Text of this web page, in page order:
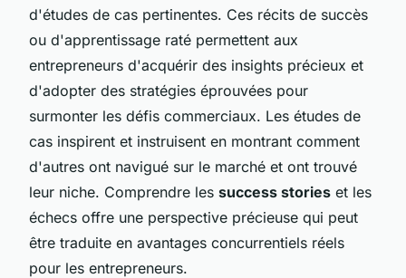
d'études de cas pertinentes. Ces récits de succès
ou d'apprentissage raté permettent aux
entrepreneurs d'acquérir des insights précieux et
d'adopter des stratégies éprouvées pour
surmonter les défis commerciaux. Les études de
cas inspirent et instruisent en montrant comment
d'autres ont navigué sur le marché et ont trouvé
leur niche. Comprendre les success stories et les
échecs offre une perspective précieuse qui peut
être traduite en avantages concurrentiels réels
pour les entrepreneurs.